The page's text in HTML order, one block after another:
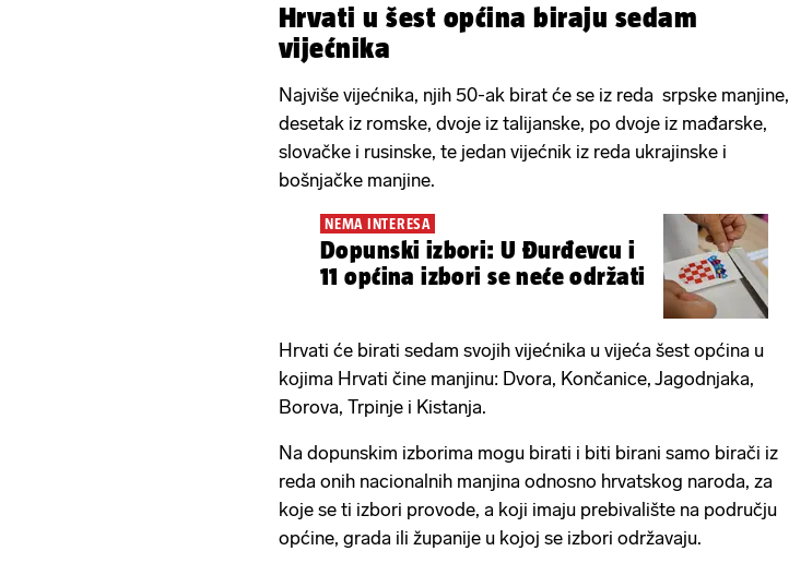
Hrvati u šest općina biraju sedam
vijećnika
Najviše vijećnika, njih 50-ak birat će se iz reda srpske manjine,
desetak iz romske, dvoje iz talijanske, po dvoje iz mađarske,
slovačke i rusinske, te jedan vijećnik iz reda ukrajinske i
bošnjačke manjine.
NEMA INTERESA
Dopunski izbori: U Đurđevcu i
11 općina izbori se neće održati
Hrvati će birati sedam svojih vijećnika u vijeća šest općina u
kojima Hrvati čine manjinu: Dvora, Končanice, Jagodnjaka,
Borova, Trpinje i Kistanja.
Na dopunskim izborima mogu birati i biti birani samo birači iz
reda onih nacionalnih manjina odnosno hrvatskog naroda, za
koje se ti izbori provode, a koji imaju prebivalište na području
općine, grada ili županije u kojoj se izbori održavaju.